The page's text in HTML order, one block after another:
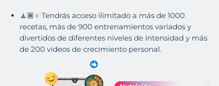
🧘🏽♀️ Tendrás acceso ilimitado a más de 1000
recetas, más de 900 entrenamientos variados y
divertidos de diferentes niveles de intensidad y más
de 200 videos de crecimiento personal.